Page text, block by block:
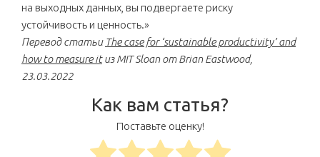
на выходных данных, вы подвергаете риску
устойчивость и ценность.»
Перевод статьи The case for ‘sustainable productivity’ and
how to measure itиз MIT Sloan от Brian Eastwood,
23.03.2022
Как вам статья?
Поставьте оценку!